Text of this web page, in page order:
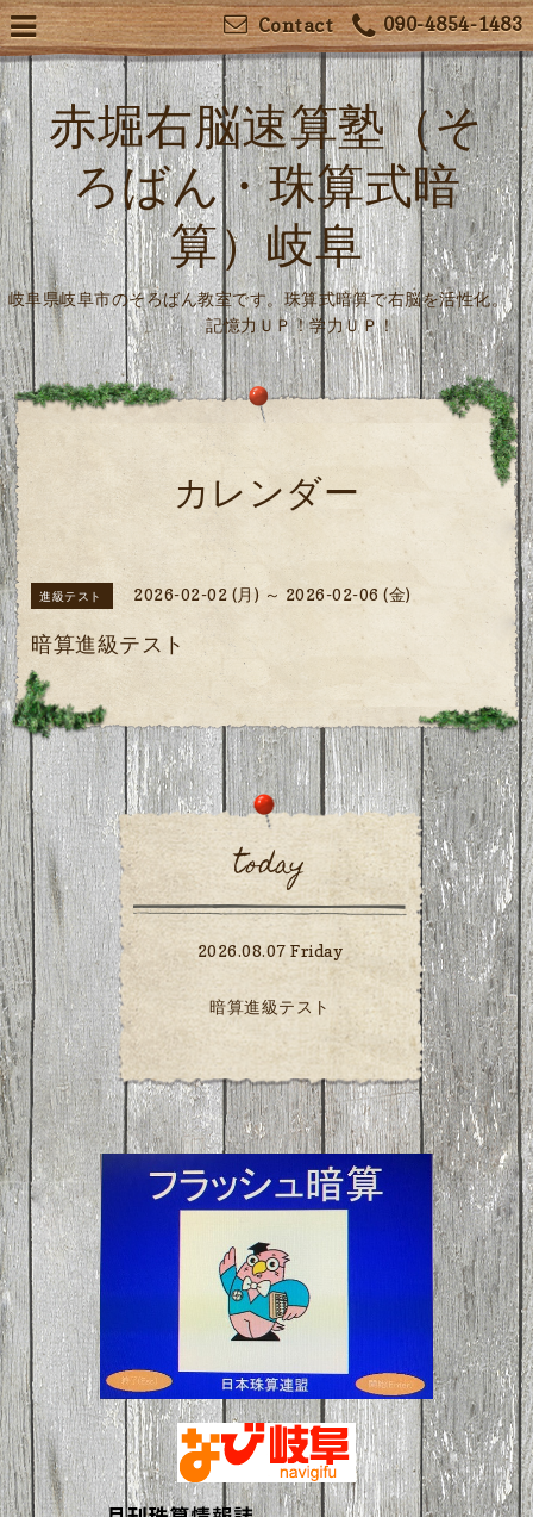
090-4854-1483
Contact
赤堀右脳速算塾（そ
ろばん・珠算式暗
算）岐阜
岐阜県岐阜市のそろばん教室です。珠算式暗算で右脳を活性化。
記憶力ＵＰ！学力ＵＰ！
カレンダー
進級テスト 2026-02-02 (月) ～ 2026-02-06 (金)
暗算進級テスト
today
2026.08.07 Friday
暗算進級テスト